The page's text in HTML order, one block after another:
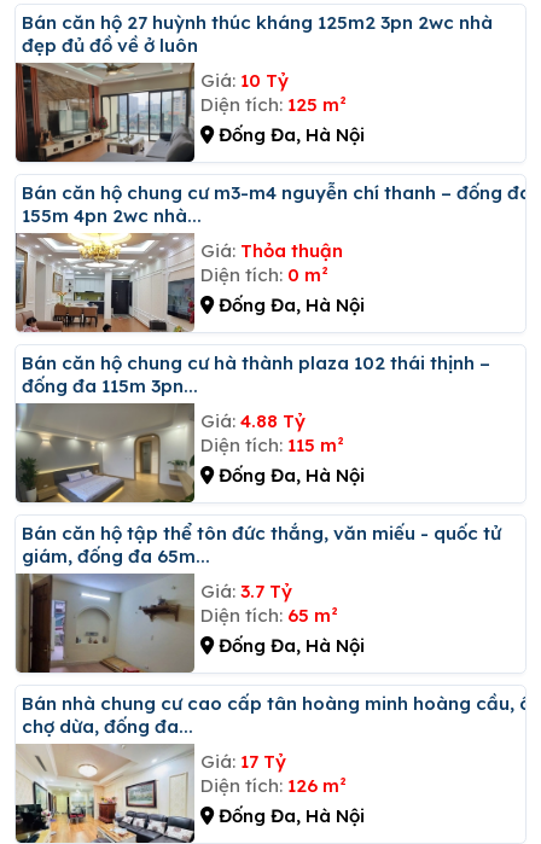
Bán căn hộ 27 huỳnh thúc kháng 125m2 3pn 2wc nhà
đẹp đủ đồ về ở luôn
Giá: 10 Tỷ
Diện tích: 125 m²
Đống Đa, Hà Nội
Bán căn hộ chung cư m3-m4 nguyễn chí thanh – đống đa
155m 4pn 2wc nhà...
Giá: Thỏa thuận
Diện tích: 0 m²
Đống Đa, Hà Nội
Bán căn hộ chung cư hà thành plaza 102 thái thịnh –
đống đa 115m 3pn...
Giá: 4.88 Tỷ
Diện tích: 115 m²
Đống Đa, Hà Nội
Bán căn hộ tập thể tôn đức thắng, văn miếu - quốc tử
giám, đống đa 65m...
Giá: 3.7 Tỷ
Diện tích: 65 m²
Đống Đa, Hà Nội
Bán nhà chung cư cao cấp tân hoàng minh hoàng cầu, ô
chợ dừa, đống đa...
Giá: 17 Tỷ
Diện tích: 126 m²
Đống Đa, Hà Nội